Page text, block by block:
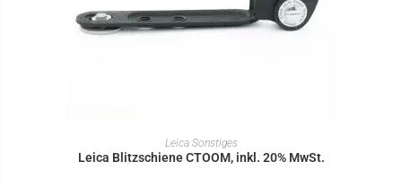
IN DEN WARENKORB
Leica Sonstiges
Leica Blitzschiene CTOOM, inkl. 20% MwSt.